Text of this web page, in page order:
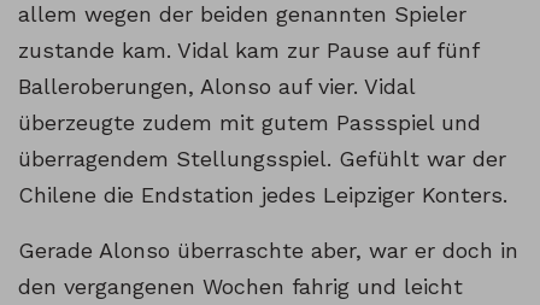
allem wegen der beiden genannten Spieler
zustande kam. Vidal kam zur Pause auf fünf
Balleroberungen, Alonso auf vier. Vidal
überzeugte zudem mit gutem Passspiel und
überragendem Stellungsspiel. Gefühlt war der
Chilene die Endstation jedes Leipziger Konters.
Gerade Alonso überraschte aber, war er doch in
den vergangenen Wochen fahrig und leicht